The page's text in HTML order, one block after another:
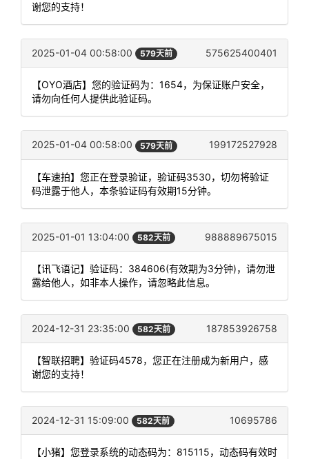
谢您的支持！
2025-01-04 00:58:00 579天前 575625400401
【OYO酒店】您的验证码为：1654，为保证账户安全，
请勿向任何人提供此验证码。
2025-01-04 00:58:00 579天前 199172527928
【车速拍】您正在登录验证，验证码3530，切勿将验证
码泄露于他人，本条验证码有效期15分钟。
2025-01-01 13:04:00 582天前 988889675015
【讯飞语记】验证码：384606(有效期为3分钟)，请勿泄
露给他人，如非本人操作，请忽略此信息。
2024-12-31 23:35:00 582天前 187853926758
【智联招聘】验证码4578，您正在注册成为新用户，感
谢您的支持！
2024-12-31 15:09:00 582天前 10695786
【小猪】您登录系统的动态码为：815115，动态码有效时